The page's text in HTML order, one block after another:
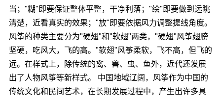
当；"糊"即要保证整体平整，干净利落；"绘"即要做到远眺
清楚，近看真实的效果；"放"即要依据风力调整提线角度。
风筝的种类主要分为"硬翅"和"软翅"两类，"硬翅"风筝翅膀
坚硬，吃风大，飞的高。"软翅"风筝柔软，飞不高，但飞的
远。在样式上，除传统的禽、兽、虫、鱼外，近代还发展
出了人物风筝等新样式。 中国地域辽阔，风筝作为中国的
传统文化和民间艺术，在长期发展过程中，产生出许多具